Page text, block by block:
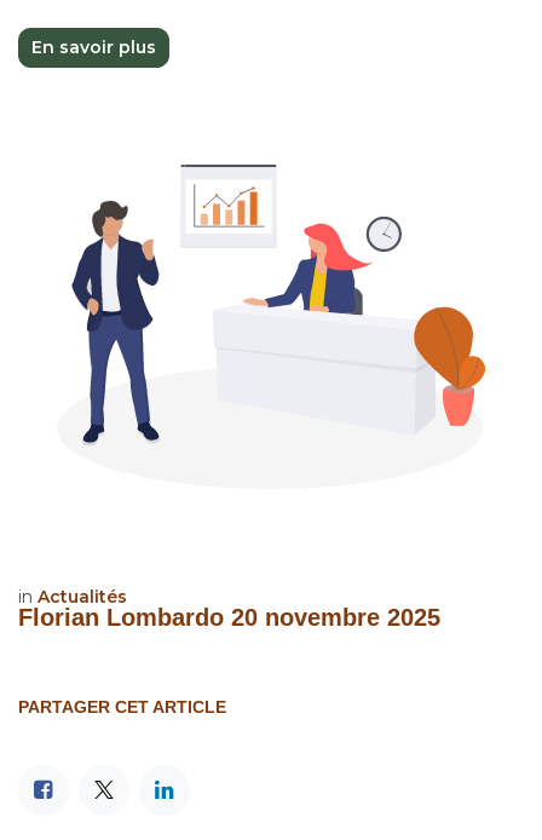
En savoir plus
in Actualités
Florian Lombardo 20 novembre 2025
PARTAGER CET ARTICLE